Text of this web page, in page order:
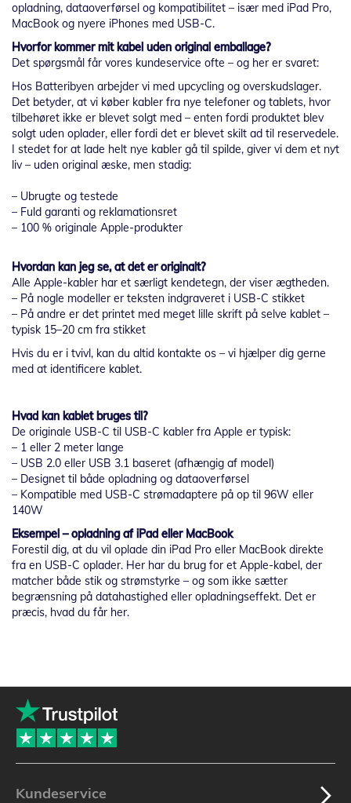
opladning, dataoverførsel og kompatibilitet – især med iPad Pro,
MacBook og nyere iPhones med USB-C.
Hvorfor kommer mit kabel uden original emballage?
Det spørgsmål får vores kundeservice ofte – og her er svaret:
Hos Batteribyen arbejder vi med upcycling og overskudslager.
Det betyder, at vi køber kabler fra nye telefoner og tablets, hvor
tilbehøret ikke er blevet solgt med – enten fordi produktet blev
solgt uden oplader, eller fordi det er blevet skilt ad til reservedele.
I stedet for at lade helt nye kabler gå til spilde, giver vi dem et nyt
liv – uden original æske, men stadig:
– Ubrugte og testede
– Fuld garanti og reklamationsret
– 100 % originale Apple-produkter
Hvordan kan jeg se, at det er originalt?
Alle Apple-kabler har et særligt kendetegn, der viser ægtheden.
– På nogle modeller er teksten indgraveret i USB-C stikket
– På andre er det printet med meget lille skrift på selve kablet –
typisk 15–20 cm fra stikket
Hvis du er i tvivl, kan du altid kontakte os – vi hjælper dig gerne
med at identificere kablet.
Hvad kan kablet bruges til?
De originale USB-C til USB-C kabler fra Apple er typisk:
– 1 eller 2 meter lange
– USB 2.0 eller USB 3.1 baseret (afhængig af model)
– Designet til både opladning og dataoverførsel
– Kompatible med USB-C strømadaptere på op til 96W eller
140W
Eksempel – opladning af iPad eller MacBook
Forestil dig, at du vil oplade din iPad Pro eller MacBook direkte
fra en USB-C oplader. Her har du brug for et Apple-kabel, der
matcher både stik og strømstyrke – og som ikke sætter
begrænsning på datahastighed eller opladningseffekt. Det er
præcis, hvad du får her.
Kundeservice